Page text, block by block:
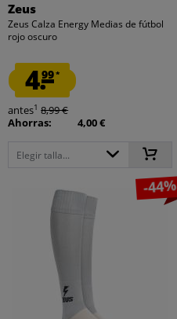
Zeus
Zeus Calza Energy Medias de fútbol
rojo oscuro
4.99*
antes1 8,99 €
Ahorras:
4,00 €
Elegir talla...
-44%